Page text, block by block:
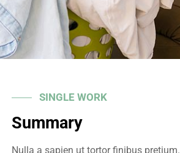
SINGLE WORK
Summary
Nulla a sapien ut tortor finibus